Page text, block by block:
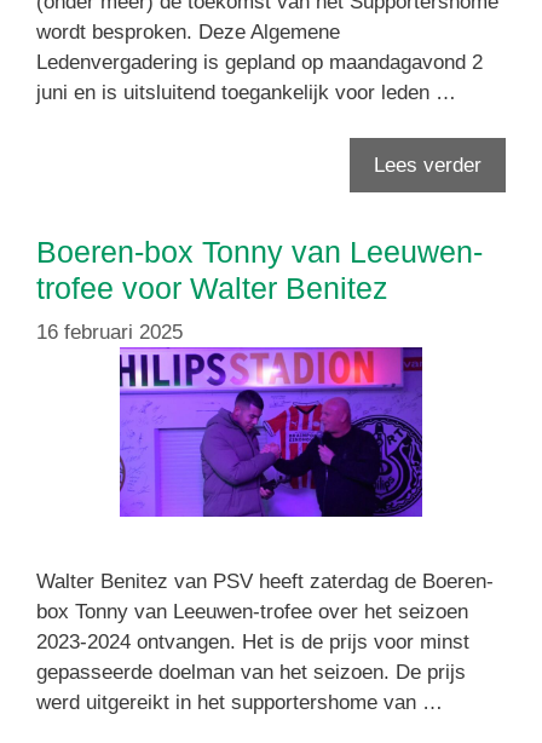
wordt besproken. Deze Algemene
Ledenvergadering is gepland op maandagavond 2
juni en is uitsluitend toegankelijk voor leden …
Lees verder
Boeren-box Tonny van Leeuwen-
trofee voor Walter Benitez
16 februari 2025
Walter Benitez van PSV heeft zaterdag de Boeren-
box Tonny van Leeuwen-trofee over het seizoen
2023-2024 ontvangen. Het is de prijs voor minst
gepasseerde doelman van het seizoen. De prijs
werd uitgereikt in het supportershome van …